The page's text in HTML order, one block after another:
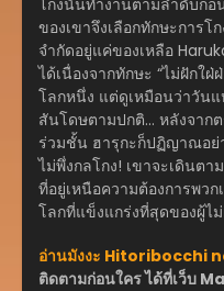
ของเขาจึงเลือกทักษะการโ
จำกัดอยู่แค่ของเหลือ
ได้เนื่องจากทักษะ “ไม่ฝักใฝ่
โลกหนึ่ง แต่ดูเหมือนว่าวันแ
สันโดษตามปกติ… หลังจาก
ร่วมชั้น ฮารุกะก็ปฏิญาณอย่
ไม่พึ่งกลโกง! เขาจะเดินต
ที่อยู่เหนือความต้องการพว
โลกที่แข็งแกร่งที่สุดของผู้ไ
อ่านมังงะ Hitoribocchi
ติดตามก่อนใคร ได้ที่เว็บ